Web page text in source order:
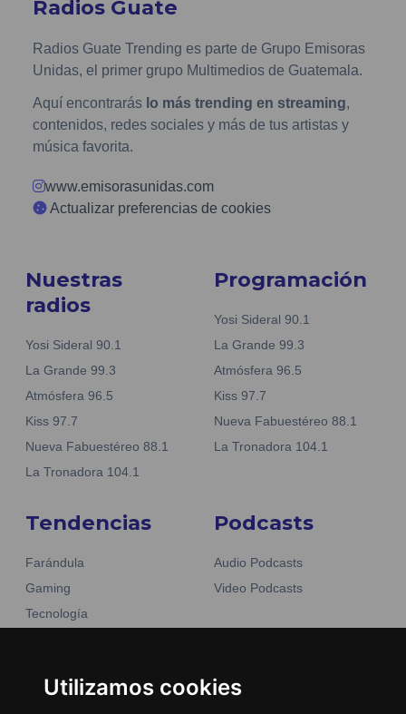
Utilizamos cookies
Radios Guate
Radios Guate Trending es parte de Grupo Emisoras
Unidas, el primer grupo Multimedios de Guatemala.
Aquí encontrarás lo más trending en streaming,
contenidos, redes sociales y más de tus artistas y
música favorita.
www.emisorasunidas.com
Actualizar preferencias de cookies
Nuestras
radios
Yosi Sideral 90.1
La Grande 99.3
Atmósfera 96.5
Kiss 97.7
Nueva Fabuestéreo 88.1
La Tronadora 104.1
Programación
Yosi Sideral 90.1
La Grande 99.3
Atmósfera 96.5
Kiss 97.7
Nueva Fabuestéreo 88.1
La Tronadora 104.1
Tendencias
Farándula
Gaming
Tecnología
Noticias
Podcasts
Audio Podcasts
Video Podcasts
Emisoras Unidas